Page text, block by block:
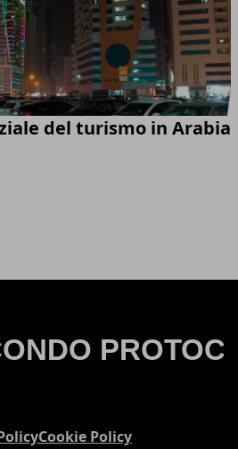
del turismo in Arabia
Cookie Policy